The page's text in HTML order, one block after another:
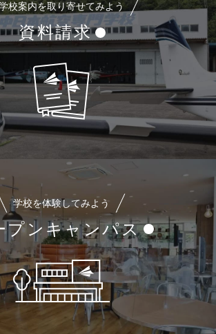
校案内を取り寄せてみよう
資料請求
学校を体験してみよう
プンキャンパス